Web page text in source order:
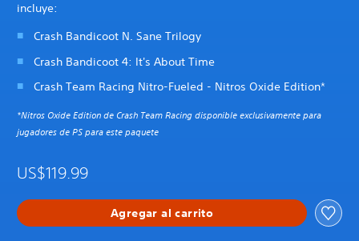
incluye:
Crash Bandicoot N. Sane Trilogy
Crash Bandicoot 4: It's About Time
Crash Team Racing Nitro-Fueled - Nitros Oxide Edition*
*Nitros Oxide Edition de Crash Team Racing disponible exclusivamente para
jugadores de PS para este paquete
US$119.99
Agregar al carrito